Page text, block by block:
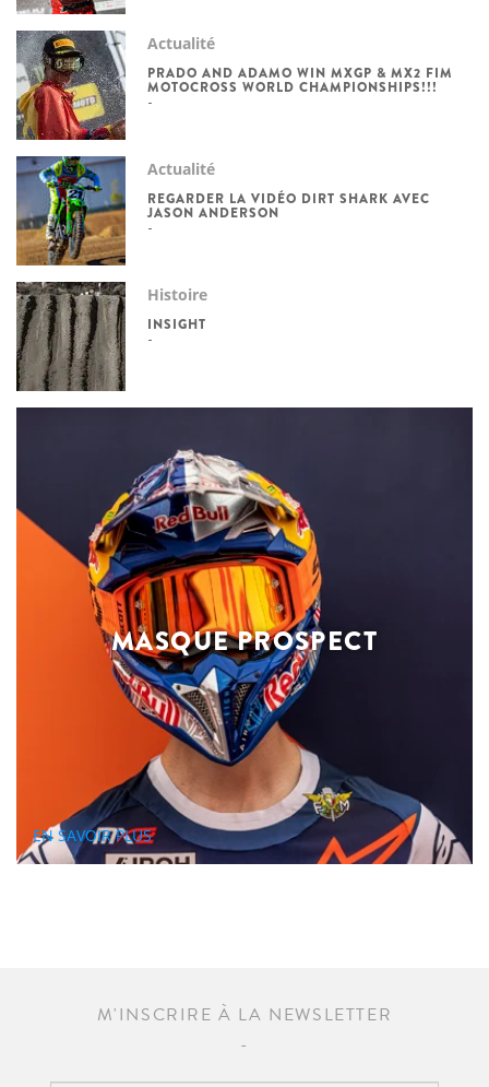
Actualité
PRADO AND ADAMO WIN MXGP & MX2 FIM
MOTOCROSS WORLD CHAMPIONSHIPS!!!
Actualité
REGARDER LA VIDÉO DIRT SHARK AVEC
JASON ANDERSON
Histoire
INSIGHT
MASQUE PROSPECT
EN SAVOIR PLUS
M'INSCRIRE À LA NEWSLETTER